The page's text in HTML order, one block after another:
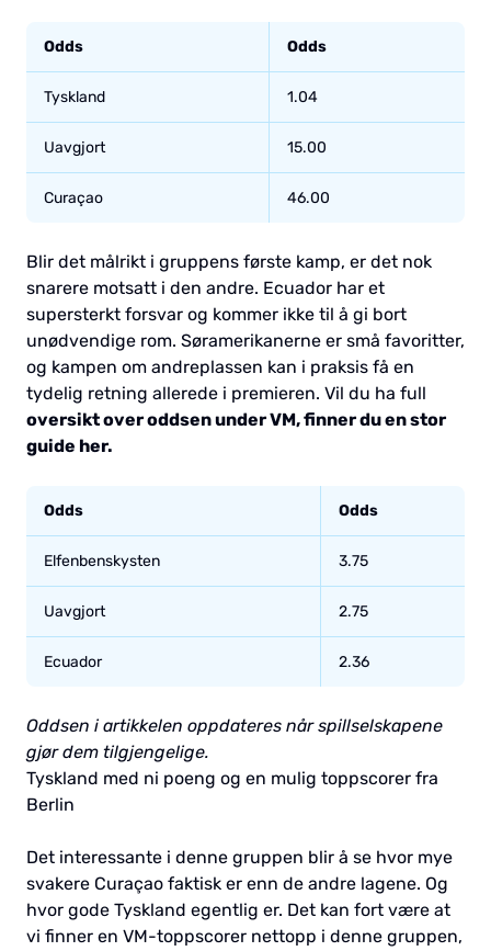
Odds Odds
Tyskland 1.04
Uavgjort 15.00
Curaçao 46.00
Blir det målrikt i gruppens første kamp, er det nok
snarere motsatt i den andre. Ecuador har et
supersterkt forsvar og kommer ikke til å gi bort
unødvendige rom. Søramerikanerne er små favoritter,
og kampen om andreplassen kan i praksis få en
tydelig retning allerede i premieren. Vil du ha full
oversikt over oddsen under VM, finner du en stor
guide her.
Odds Odds
Elfenbenskysten 3.75
Uavgjort 2.75
Ecuador 2.36
Oddsen i artikkelen oppdateres når spillselskapene
gjør dem tilgjengelige.
Tyskland med ni poeng og en mulig toppscorer fra
Berlin
Det interessante i denne gruppen blir å se hvor mye
svakere Curaçao faktisk er enn de andre lagene. Og
hvor gode Tyskland egentlig er. Det kan fort være at
vi finner en VM-toppscorer nettopp i denne gruppen,